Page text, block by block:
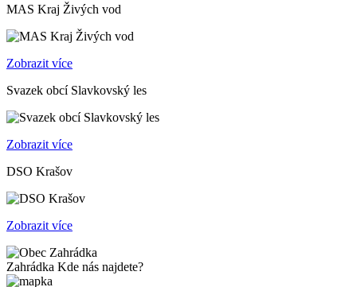
MAS Kraj Živých vod
Zobrazit více
Svazek obcí Slavkovský les
Zobrazit více
DSO Krašov
Zobrazit více
Zahrádka Kde nás najdete?